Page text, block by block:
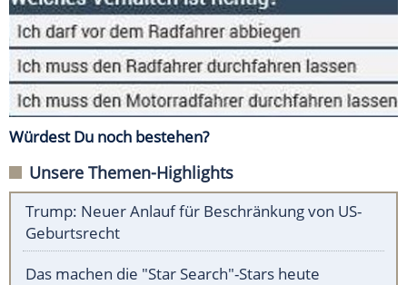
Würdest Du noch bestehen?
Unsere Themen-Highlights
Trump: Neuer Anlauf für Beschränkung von US-
Geburtsrecht
Das machen die "Star Search"-Stars heute